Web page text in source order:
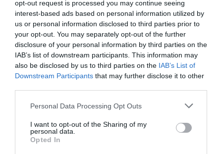
opt-out request is processed you may continue seeing
interest-based ads based on personal information utilized by
us or personal information disclosed to third parties prior to
your opt-out. You may separately opt-out of the further
disclosure of your personal information by third parties on the
IAB’s list of downstream participants. This information may
also be disclosed by us to third parties on the IAB’s List of
Downstream Participants that may further disclose it to other
Personal Data Processing Opt Outs
I want to opt-out of the Sharing of my
personal data.
Opted In